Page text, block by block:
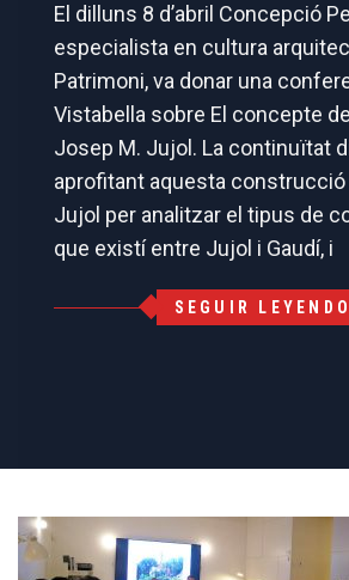
El dilluns 8 d’abril Concepció
especialista en cultura
Patrimoni, va donar una
Vistabella sobre El concepte
Josep M. Jujol. La continuïtat
aprofitant aquesta construcció
Jujol per analitzar el tipus de
que existí entre Jujol i Gaudí, i
SEGUIR